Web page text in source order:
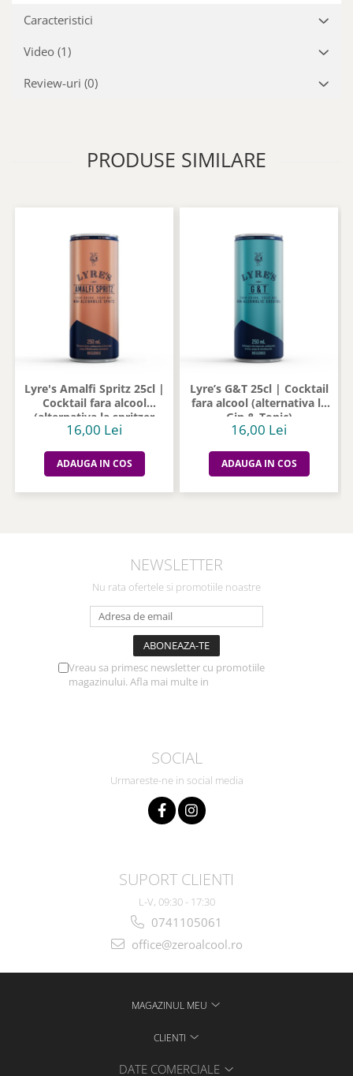
Caracteristici
Video (1)
Review-uri (0)
PRODUSE SIMILARE
Lyre's Amalfi Spritz 25cl |
Cocktail fara alcool
(alternativa la spritzer
italian)
16,00 Lei
ADAUGA IN COS
Lyre’s G&T 25cl | Cocktail
fara alcool (alternativa la
Gin & Tonic)
16,00 Lei
ADAUGA IN COS
NEWSLETTER
Nu rata ofertele si promotiile noastre
Vreau sa primesc newsletter cu promotiile
magazinului. Afla mai multe in
SOCIAL
Urmareste-ne in social media
SUPORT CLIENTI
L-V, 09:30 - 17:30
0741105061
office@zeroalcool.ro
MAGAZINUL MEU
CLIENTI
DATE COMERCIALE